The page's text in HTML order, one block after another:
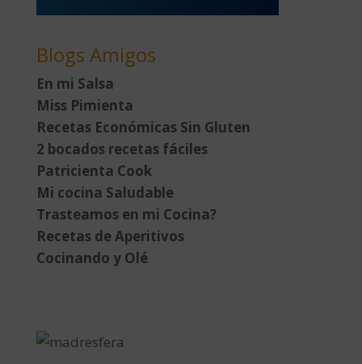
Blogs Amigos
En mi Salsa
Miss Pimienta
Recetas Económicas Sin Gluten
2 bocados recetas fáciles
Patricienta Cook
Mi cocina Saludable
Trasteamos en mi Cocina?
Recetas de Aperitivos
Cocinando y Olé